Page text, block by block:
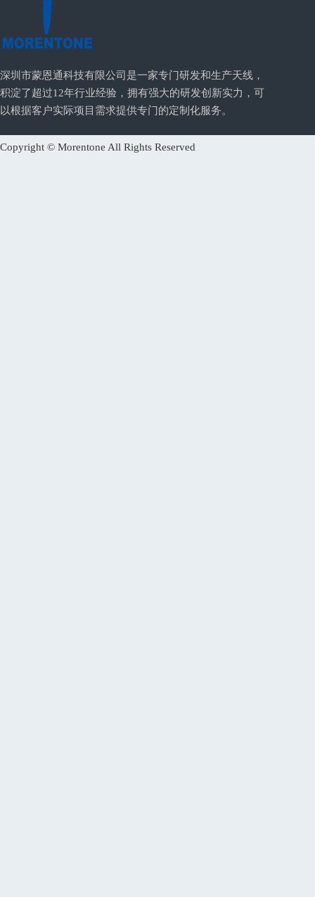
深圳市蒙恩通科技有限公司是一家专门研发和生产天线，
积淀了超过12年行业经验，拥有强大的研发创新实力，可
以根据客户实际项目需求提供专门的定制化服务。
Copyright © Morentone All Rights Reserved